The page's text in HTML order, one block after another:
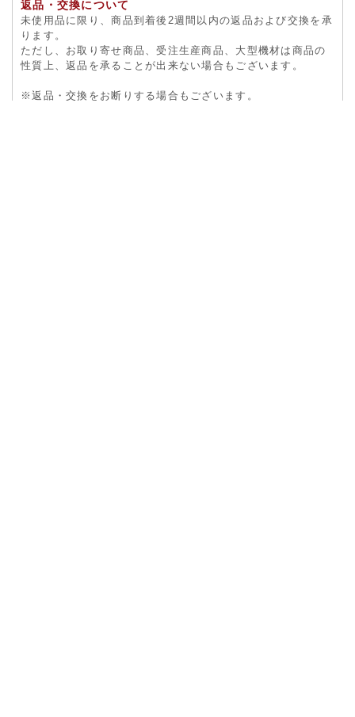
返品・交換について
未使用品に限り、商品到着後2週間以内の返品および交換を承
ります。
ただし、お取り寄せ商品、受注生産商品、大型機材は商品の
性質上、返品を承ることが出来ない場合もございます。
※返品・交換をお断りする場合もございます。